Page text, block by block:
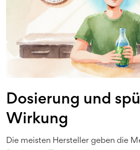
Dosierung und
Wirkung
Die meisten Hersteller geben die